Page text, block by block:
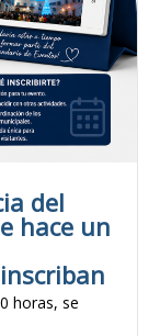
del
hace un
horas, se